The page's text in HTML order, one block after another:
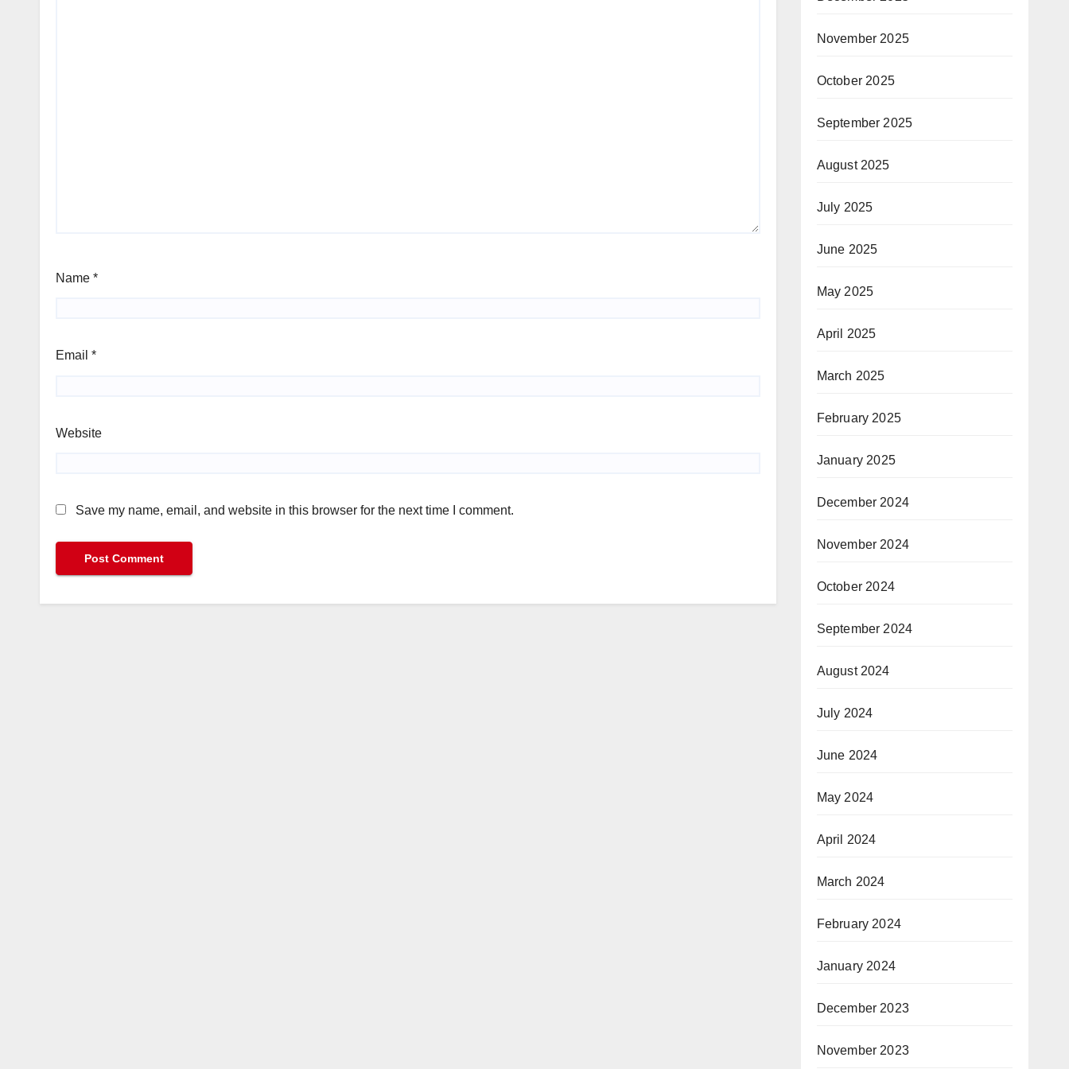
Name *
Email *
Website
Save my name, email, and website in this browser for the next time I comment.
November 2025
October 2025
September 2025
August 2025
July 2025
June 2025
May 2025
April 2025
March 2025
February 2025
January 2025
December 2024
November 2024
October 2024
September 2024
August 2024
July 2024
June 2024
May 2024
April 2024
March 2024
February 2024
January 2024
December 2023
November 2023